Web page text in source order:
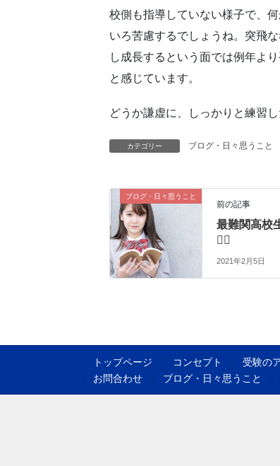
校側も指導していない様子で、
いろ苦慮するでしょうね。突飛
し成長するという面では例年よ
と感じています。
どうか謙虚に、しっかりと練習
カテゴリー ブログ・日々思うこと
ブログ・日々思うこと
前の記事
最難関高校
👨‍⚖️
2021年2月5日
トップページ コンセプト 受験の
お問合わせ
ブログ・日々思うこと